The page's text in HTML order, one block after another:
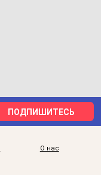
ПОДПИШИТЕСЬ
О нас